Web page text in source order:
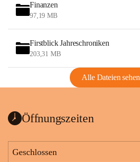
Finanzen
97,19 MB
Firstblick Jahreschroniken
203,31 MB
Alle Dateien sehen
Öffnungszeiten
Geschlossen